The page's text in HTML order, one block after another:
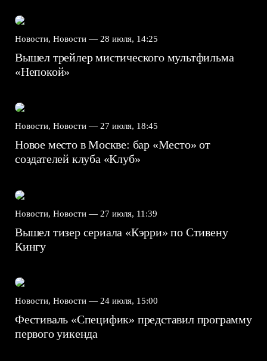
Новости, Новости — 28 июля, 14:25
Вышел трейлер мистического мультфильма
«Непокой»
Новости, Новости — 27 июля, 18:45
Новое место в Москве: бар «Место» от
создателей клуба «Клуб»
Новости, Новости — 27 июля, 11:39
Вышел тизер сериала «Кэрри» по Стивену
Кингу
Новости, Новости — 24 июля, 15:00
Фестиваль «Специфик» представил программу
первого уикенда